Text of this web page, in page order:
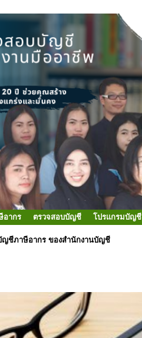
อากร ตรวจสอบบัญชี โปรแกรมบัญชี
ญชีภาษีอากร ของสำนักงานบัญชี